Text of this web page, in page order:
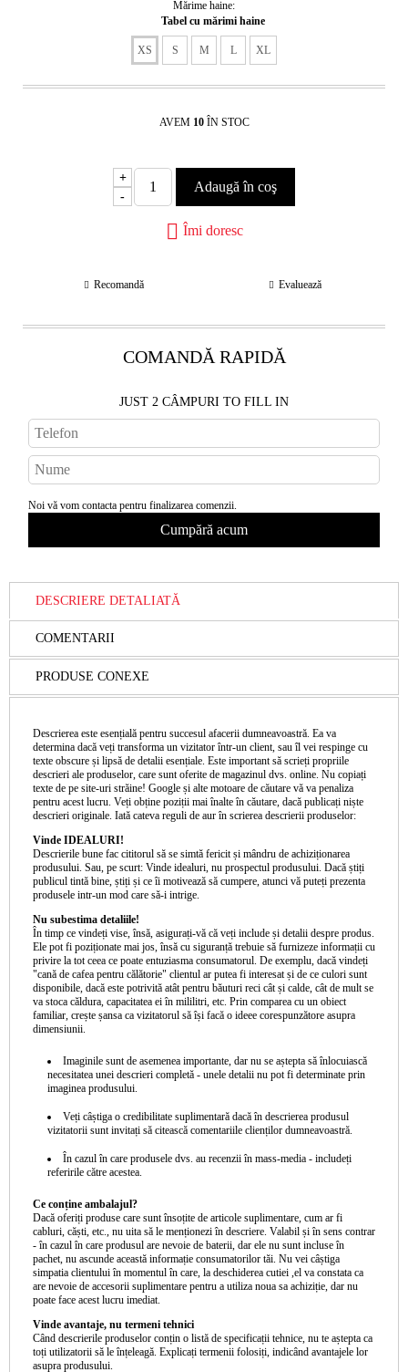
Mărime haine:
Tabel cu mărimi haine
XS S M L XL
AVEM 10 ÎN STOC
+
-
Îmi doresc
Recomandă Evaluează
COMANDĂ RAPIDĂ
JUST 2 CÂMPURI TO FILL IN
Noi vă vom contacta pentru finalizarea comenzii.
DESCRIERE DETALIATĂ
COMENTARII
PRODUSE CONEXE
Descrierea este esențială pentru succesul afacerii dumneavoastră. Ea va
determina dacă veți transforma un vizitator într-un client, sau îl vei respinge cu
texte obscure și lipsă de detalii esențiale. Este important să scrieți propriile
descrieri ale produselor, care sunt oferite de magazinul dvs. online. Nu copiați
texte de pe site-uri străine! Google și alte motoare de căutare vă va penaliza
pentru acest lucru. Veți obține poziții mai înalte în căutare, dacă publicați niște
descrieri originale. Iată cateva reguli de aur în scrierea descrierii produselor:
Vinde IDEALURI!
Descrierile bune fac cititorul să se simtă fericit și mândru de achiziționarea
produsului. Sau, pe scurt: Vinde idealuri, nu prospectul produsului. Dacă știți
publicul tintă bine, știți și ce îi motivează să cumpere, atunci vă puteți prezenta
produsele intr-un mod care să-i intrige.
Nu subestima detaliile!
În timp ce vindeți vise, însă, asigurați-vă că veți include și detalii despre produs.
Ele pot fi poziționate mai jos, însă cu siguranță trebuie să furnizeze informații cu
privire la tot ceea ce poate entuziasma consumatorul. De exemplu, dacă vindeți
"cană de cafea pentru călătorie" clientul ar putea fi interesat și de ce culori sunt
disponibile, dacă este potrivită atât pentru băuturi reci cât și calde, cât de mult se
va stoca căldura, capacitatea ei în mililitri, etc. Prin comparea cu un obiect
familiar, crește șansa ca vizitatorul să își facă o ideee corespunzătore asupra
dimensiunii.
Imaginile sunt de asemenea importante, dar nu se aștepta să înlocuiască
necesitatea unei descrieri completă - unele detalii nu pot fi determinate prin
imaginea produsului.
Veți câștiga o credibilitate suplimentară dacă în descrierea produsul
vizitatorii sunt invitați să citească comentariile clienților dumneavoastră.
În cazul în care produsele dvs. au recenzii în mass-media - includeți
referirile către acestea.
Ce conține ambalajul?
Dacă oferiți produse care sunt însoțite de articole suplimentare, cum ar fi
cabluri, căști, etc., nu uita să le menționezi în descriere. Valabil și în sens contrar
- în cazul în care produsul are nevoie de baterii, dar ele nu sunt incluse în
pachet, nu ascunde această informație consumatorilor tăi. Nu vei câștiga
simpatia clientului în momentul în care, la deschiderea cutiei ,el va constata ca
are nevoie de accesorii suplimentare pentru a utiliza noua sa achiziție, dar nu
poate face acest lucru imediat.
Vinde avantaje, nu termeni tehnici
Când descrierile produselor conțin o listă de specificații tehnice, nu te aștepta ca
toți utilizatorii să le înțeleagă. Explicați termenii folosiți, indicând avantajele lor
asupra produsului.